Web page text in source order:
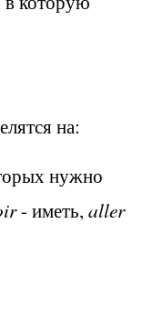
на:
нужно
- иметь, aller